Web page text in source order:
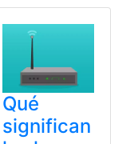
Qué
significan